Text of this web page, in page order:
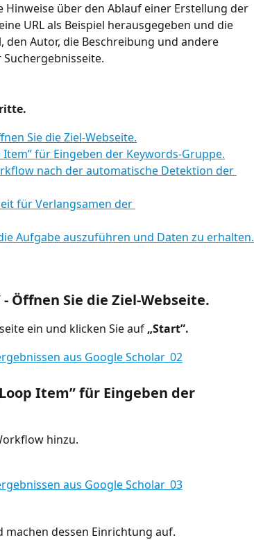
Hinweise über den Ablauf einer Erstellung der
URL als Beispiel herausgegeben und die
den Autor, die Beschreibung und andere
Sie die Ziel-Webseite.
für Eingeben der Keywords-Gruppe.
nach der automatische Detektion der
für Verlangsamen der
Aufgabe auszuführen und Daten zu erhalten.
- Öffnen Sie die Ziel-Webseite.
ein und klicken Sie auf „Start”.
Item” für Eingeben der
hinzu.
machen dessen Einrichtung auf.